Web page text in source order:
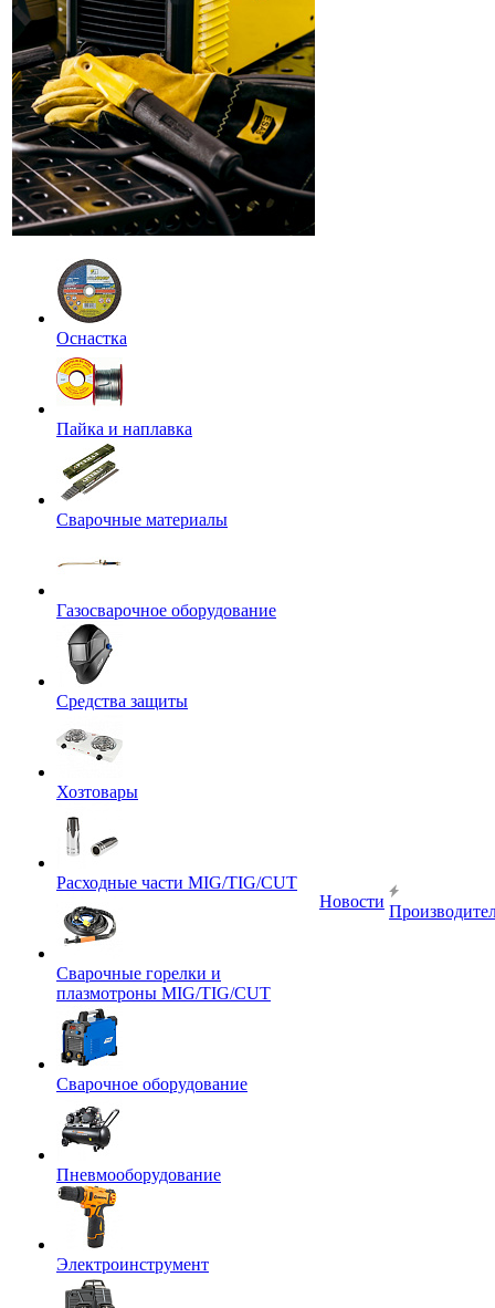
Оснастка
Пайка и наплавка
Сварочные материалы
Газосварочное оборудование
Средства защиты
Хозтовары
Расходные части MIG/TIG/CUT
Сварочные горелки и
плазмотроны MIG/TIG/CUT
Сварочное оборудование
Пневмооборудование
Электроинструмент
Новости